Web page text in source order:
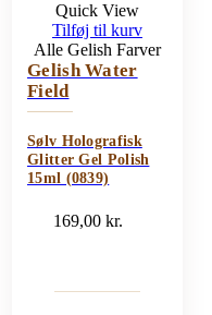
Quick View
Tilføj til kurv
Alle Gelish Farver
Gelish Water
Field
Sølv Holografisk
Glitter Gel Polish
15ml (0839)
169,00kr.